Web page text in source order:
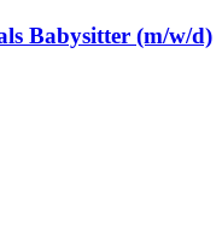
Babysitter (m/w/d)